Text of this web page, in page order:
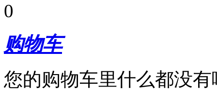
0
购物车
您的购物车里什么都没有